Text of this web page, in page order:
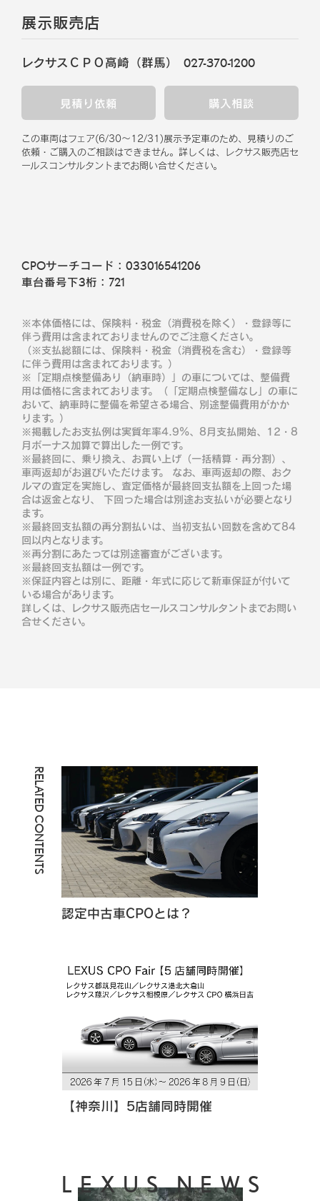
展示販売店
レクサスＣＰＯ高崎（群馬） 027-370-1200
見積り依頼 購入相談
この車両はフェア(6/30～12/31)展示予定車のため、見積りのご
依頼・ご購入のご相談はできません。 詳しくは、レクサス販売店セ
ールスコンサルタントまでお問い合せください。
CPOサーチコード： 033016541206
車台番号下3桁： 721
※本体価格には、保険料・税金（消費税を除く）・登録等に
伴う費用は含まれておりませんのでご注意ください。
（※支払総額には、保険料・税金（消費税を含む）・登録等
に伴う費用は含まれております。）
※「定期点検整備あり（納車時）」の車については、整備費
用は価格に含まれております。（「定期点検整備なし」の車に
おいて、納車時に整備を希望さる場合、別途整備費用がかか
ります。）
※掲載したお支払例は実質年率4.9％、8月支払開始、12・8
月ボーナス加算で算出した一例です。
※最終回に、乗り換え、お買い上げ（一括精算・再分割）、
車両返却がお選びいただけます。 なお、車両返却の際、おク
ルマの査定を実施し、査定価格が最終回支払額を上回った場
合は返金となり、 下回った場合は別途お支払いが必要となり
ます。
※最終回支払額の再分割払いは、当初支払い回数を含めて84
回以内となります。
※再分割にあたっては別途審査がございます。
※最終回支払額は一例です。
※保証内容とは別に、距離・年式に応じて新車保証が付いて
いる場合があります。
詳しくは、レクサス販売店セールスコンサルタントまでお問い
合せください。
RELATED CONTENTS
認定中古車CPOとは？
【神奈川】5店舗同時開催
LEXUS NEWS